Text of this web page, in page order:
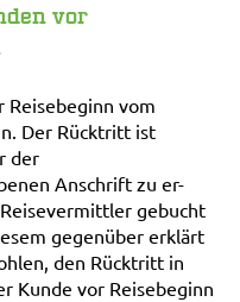
vor
Reisebeginn vom
Der Rücktritt ist
der
Anschrift zu er-
gebucht
gegenüber erklärt
den Rücktritt in
Kunde vor Reisebeginn